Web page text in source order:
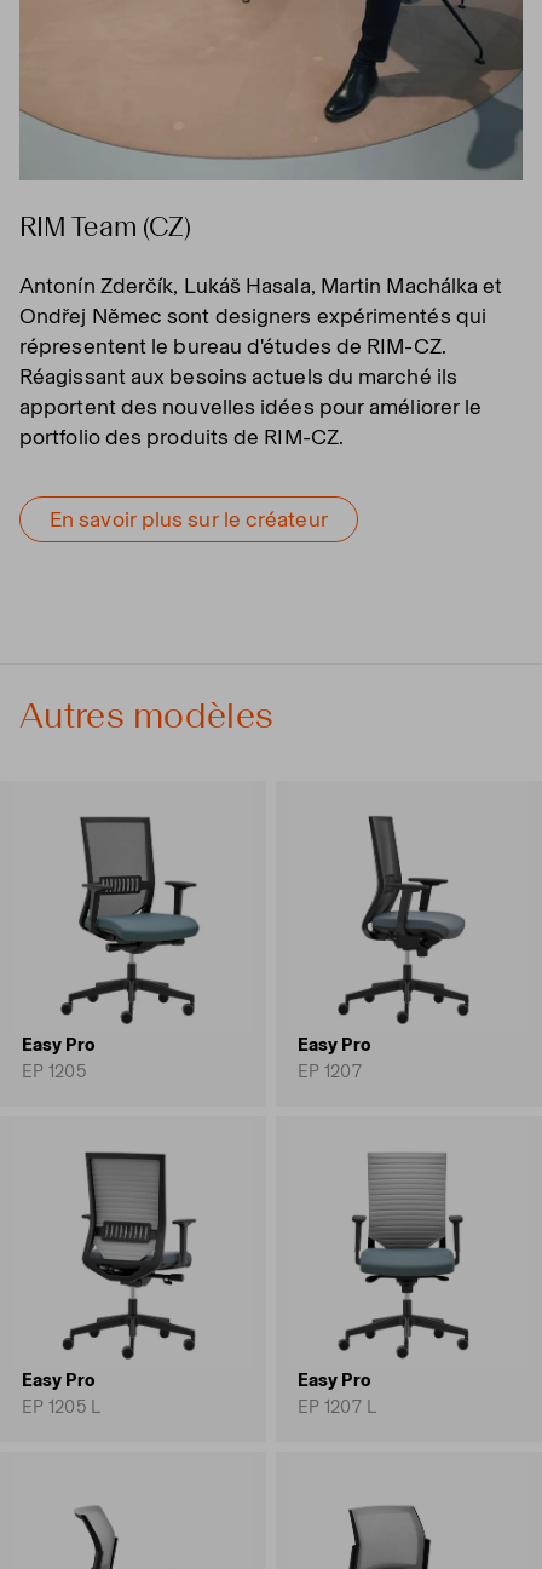
RIM Team (CZ)
Antonín Zderčík, Lukáš Hasala, Martin Machálka et
Ondřej Němec sont designers expérimentés qui
répresentent le bureau d'études de RIM-CZ.
Réagissant aux besoins actuels du marché ils
apportent des nouvelles idées pour améliorer le
portfolio des produits de RIM-CZ.
En savoir plus sur le créateur
Autres modèles
Easy Pro
EP 1205
Easy Pro
EP 1207
Easy Pro
EP 1205 L
Easy Pro
EP 1207 L